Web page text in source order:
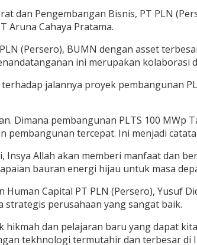
dan Pengembangan Bisnis, PT PLN
Aruna Cahaya Pratama.
(Persero), BUMN dengan asset
ini merupakan
jalannya proyek pembangunan
Dimana pembangunan PLTS 100
tercepat. Ini menjadi
Allah akan memberi manfaat dan
bauran energi hijau untuk masa
Capital PT PLN (Persero), Yusuf
perusahaan yang sangat baik.
hikmah dan pelajaran baru yang dapat
tekhnologi termutahir dan terbesar